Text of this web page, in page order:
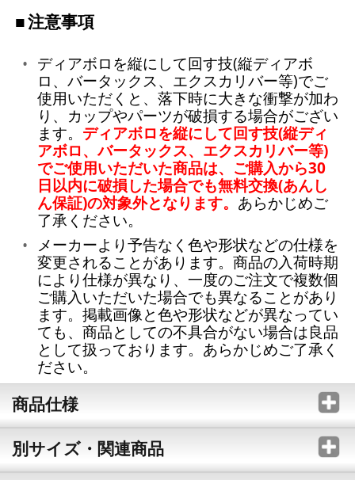
注意事項
ディアボロを縦にして回す技(縦ディアボ
ロ、バータックス、エクスカリバー等)でご
使用いただくと、落下時に大きな衝撃が加わ
り、カップやパーツが破損する場合がござい
ます。 ディアボロを縦にして回す技(縦ディ
アボロ、バータックス、エクスカリバー等)
でご使用いただいた商品は、ご購入から30
日以内に破損した場合でも無料交換(あんし
ん保証)の対象外となります。 あらかじめご
了承ください。
メーカーより予告なく色や形状などの仕様を
変更されることがあります。商品の入荷時期
により仕様が異なり、一度のご注文で複数個
ご購入いただいた場合でも異なることがあり
ます。掲載画像と色や形状などが異なってい
ても、商品としての不具合がない場合は良品
として扱っております。あらかじめご了承く
ださい。
商品仕様
別サイズ・関連商品